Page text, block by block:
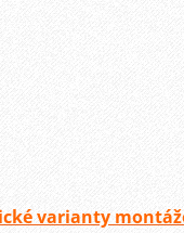
varianty